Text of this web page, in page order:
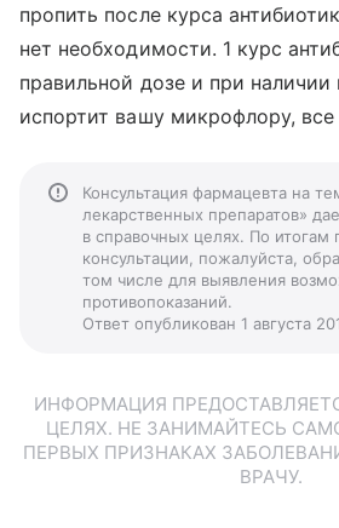
пропить после курса
нет необходимости. 1 курс
правильной дозе и при наличии
испортит вашу микрофлору,
Консультация фармацевта на
лекарственных препаратов»
в справочных целях. По итогам
консультации, пожалуйста,
том числе для выявления
противопоказаний.
Ответ опубликован 1 августа
ИНФОРМАЦИЯ
ЦЕЛЯХ. НЕ ЗАНИМАЙТЕСЬ
ПЕРВЫХ ПРИЗНАКАХ
ВРАЧУ.